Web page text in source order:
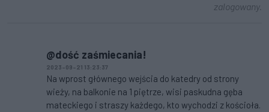
zalogowany.
@dość zaśmiecania!
2023-09-21 13:23:37
Na wprost głównego wejścia do katedry od strony
wieży, na balkonie na 1 piętrze, wisi paskudna gęba
mateckiego i straszy każdego, kto wychodzi z kościoła.